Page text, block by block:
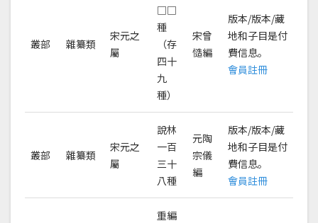
叢部 雜纂類
宋元之
屬
□□
種
（存
四十
九
種）
宋曾
慥編
版本/版本/藏
地和子目是付
費信息。
會員註冊
叢部 雜纂類
宋元之
屬
說林
一百
三十
八種
元陶
宗儀
編
版本/版本/藏
地和子目是付
費信息。
會員註冊
重編